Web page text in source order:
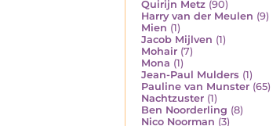
Quirijn Metz (90)
Harry van der Meulen (9)
Mien (1)
Jacob Mijlven (1)
Mohair (7)
Mona (1)
Jean-Paul Mulders (1)
Pauline van Munster (65)
Nachtzuster (1)
Ben Noorderling (8)
Nico Noorman (3)